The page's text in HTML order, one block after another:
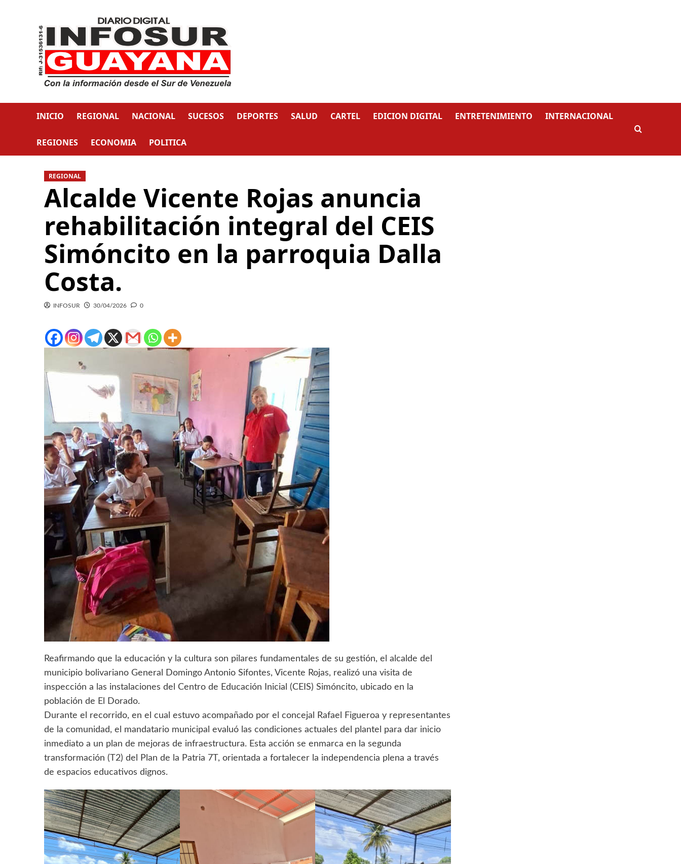
INICIO REGIONAL NACIONAL SUCESOS DEPORTES SALUD CARTEL EDICION DIGITAL ENTRETENIMIENTO INTERNACIONAL
REGIONES ECONOMIA POLITICA
REGIONAL
Alcalde Vicente Rojas anuncia
rehabilitación integral del CEIS
Simóncito en la parroquia Dalla
Costa.
INFOSUR 30/04/2026 0
Reafirmando que la educación y la cultura son pilares fundamentales de su gestión, el alcalde del
municipio bolivariano General Domingo Antonio Sifontes, Vicente Rojas, realizó una visita de
inspección a las instalaciones del Centro de Educación Inicial (CEIS) Simóncito, ubicado en la
población de El Dorado.
Durante el recorrido, en el cual estuvo acompañado por el concejal Rafael Figueroa y representantes
de la comunidad, el mandatario municipal evaluó las condiciones actuales del plantel para dar inicio
inmediato a un plan de mejoras de infraestructura. Esta acción se enmarca en la segunda
transformación (T2) del Plan de la Patria 7T, orientada a fortalecer la independencia plena a través
de espacios educativos dignos.